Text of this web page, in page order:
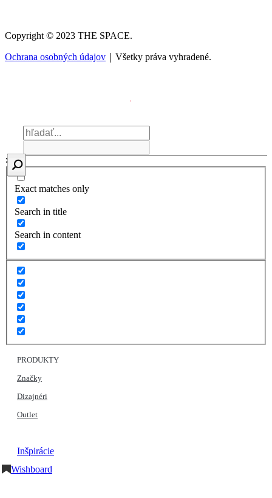
Copyright © 2023 THE SPACE.
Ochrana osobných údajov ｜Všetky práva vyhradené.
Exact matches only
Search in title
Search in content
PRODUKTY
Značky
Dizajnéri
Outlet
Inšpirácie
Wishboard